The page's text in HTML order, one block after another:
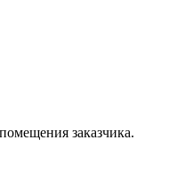
заказчика.